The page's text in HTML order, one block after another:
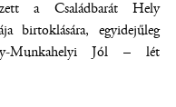
a Családbarát Hely
birtoklására, egyidejűleg
Munkahelyi Jól – lét